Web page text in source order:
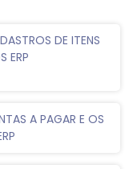
DE ITENS
ERP
A PAGAR E OS